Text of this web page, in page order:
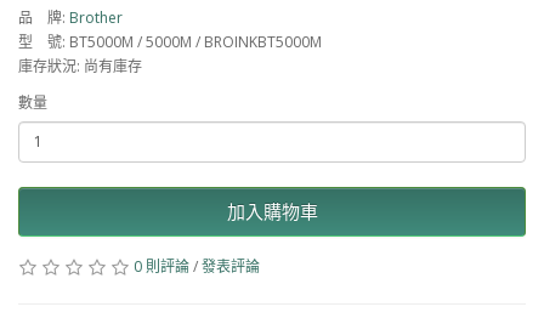
品 牌: Brother
型 號: BT5000M / 5000M / BROINKBT5000M
庫存狀況: 尚有庫存
數量
加入購物車
0 則評論/發表評論